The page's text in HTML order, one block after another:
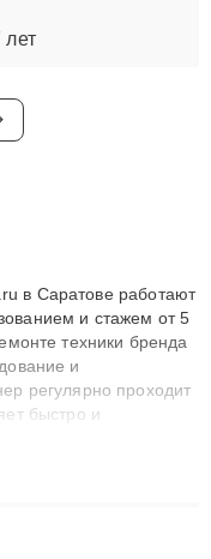
в Саратове работают
и стажем от 5
техники бренда
и
регулярно проходит
быстро и
решают